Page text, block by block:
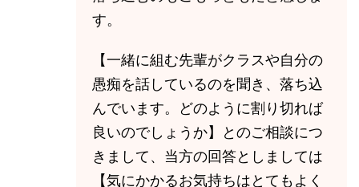
す。
【一緒に組む先輩がクラスや自分の
愚痴を話しているのを聞き、落ち込
んでいます。どのように割り切れば
良いのでしょうか】とのご相談につ
きまして、当方の回答としましては
【気にかかるお気持ちはとてもよく